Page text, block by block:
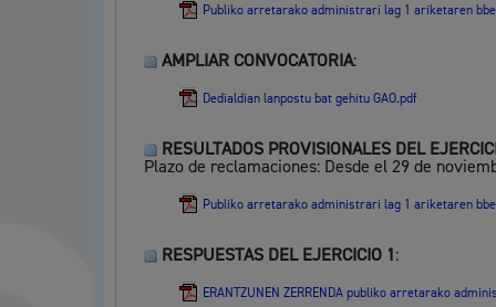
Publiko arretarako administrari lag 1 ariketaren
AMPLIAR CONVOCATORIA:
Dedialdian lanpostu bat gehitu GAO.pdf
RESULTADOS PROVISIONALES DEL
Plazo de reclamaciones: Desde el 29 de
Publiko arretarako administrari lag 1 ariketaren
RESPUESTAS DEL EJERCICIO 1:
ERANTZUNEN ZERRENDA publiko arretarako